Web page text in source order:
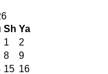
Sh Ya
1
2
8
9
15 16